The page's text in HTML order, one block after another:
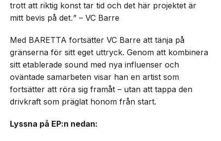
trott att riktig konst tar tid och det här projektet är
mitt bevis på det.” – VC Barre
Med BARETTA fortsätter VC Barre att tänja på
gränserna för sitt eget uttryck. Genom att kombinera
sitt etablerade sound med nya influenser och
oväntade samarbeten visar han en artist som
fortsätter att röra sig framåt – utan att tappa den
drivkraft som präglat honom från start.
Lyssna på EP:n nedan: